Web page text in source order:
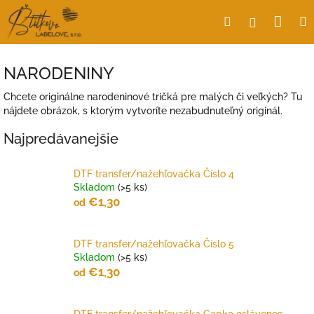
Prejsť
na
obsah
Hľadať
NARODENINY
Chcete originálne narodeninové tričká pre malých či veľkých? Tu
nájdete obrázok, s ktorým vytvoríte nezabudnuteľný originál.
Najpredávanejšie
DTF transfer/nažehľovačka Číslo 4
Skladom (>5 ks)
od €1,30
DTF transfer/nažehľovačka Číslo 5
Skladom (>5 ks)
od €1,30